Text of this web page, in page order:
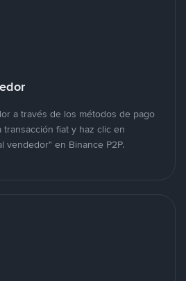
a través de los métodos de pago
fiat y haz clic en
vendedor" en Binance P2P.